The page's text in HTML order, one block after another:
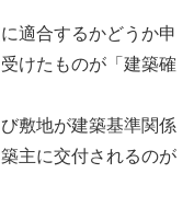
適合するかどうか申
けたものが「建築確
敷地が建築基準関係
主に交付されるのが